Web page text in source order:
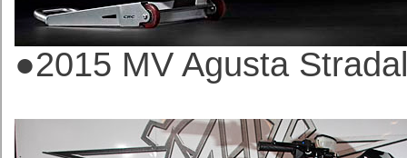
●2015 MV Agusta